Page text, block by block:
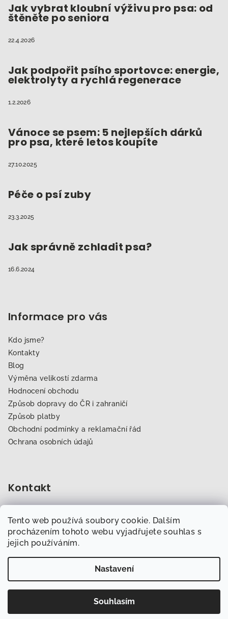
Tento web používá soubory cookie. Dalším
procházením tohoto webu vyjadřujete souhlas s
jejich používáním.
Nastavení
Souhlasím
Jak vybrat kloubní výživu pro psa: od
štěněte po seniora
22.4.2026
Jak podpořit psího sportovce: energie,
elektrolyty a rychlá regenerace
1.2.2026
Vánoce se psem: 5 nejlepších dárků
pro psa, které letos koupíte
27.10.2025
Péče o psí zuby
23.3.2025
Jak správně zchladit psa?
16.6.2024
Informace pro vás
Kdo jsme?
Kontakty
Blog
Výměna velikostí zdarma
Hodnocení obchodu
Způsob dopravy do ČR i zahraničí
Způsob platby
Obchodní podmínky a reklamační řád
Ochrana osobních údajů
Kontakt
702 007 759
Vytvořil Shoptet
Nejlepší newsletter pro pejskaře?